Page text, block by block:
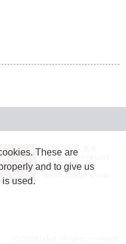
JASRAC許諾番号：
9024936001Y45037
JASRAC許諾番号：
These are
and to give us
used.